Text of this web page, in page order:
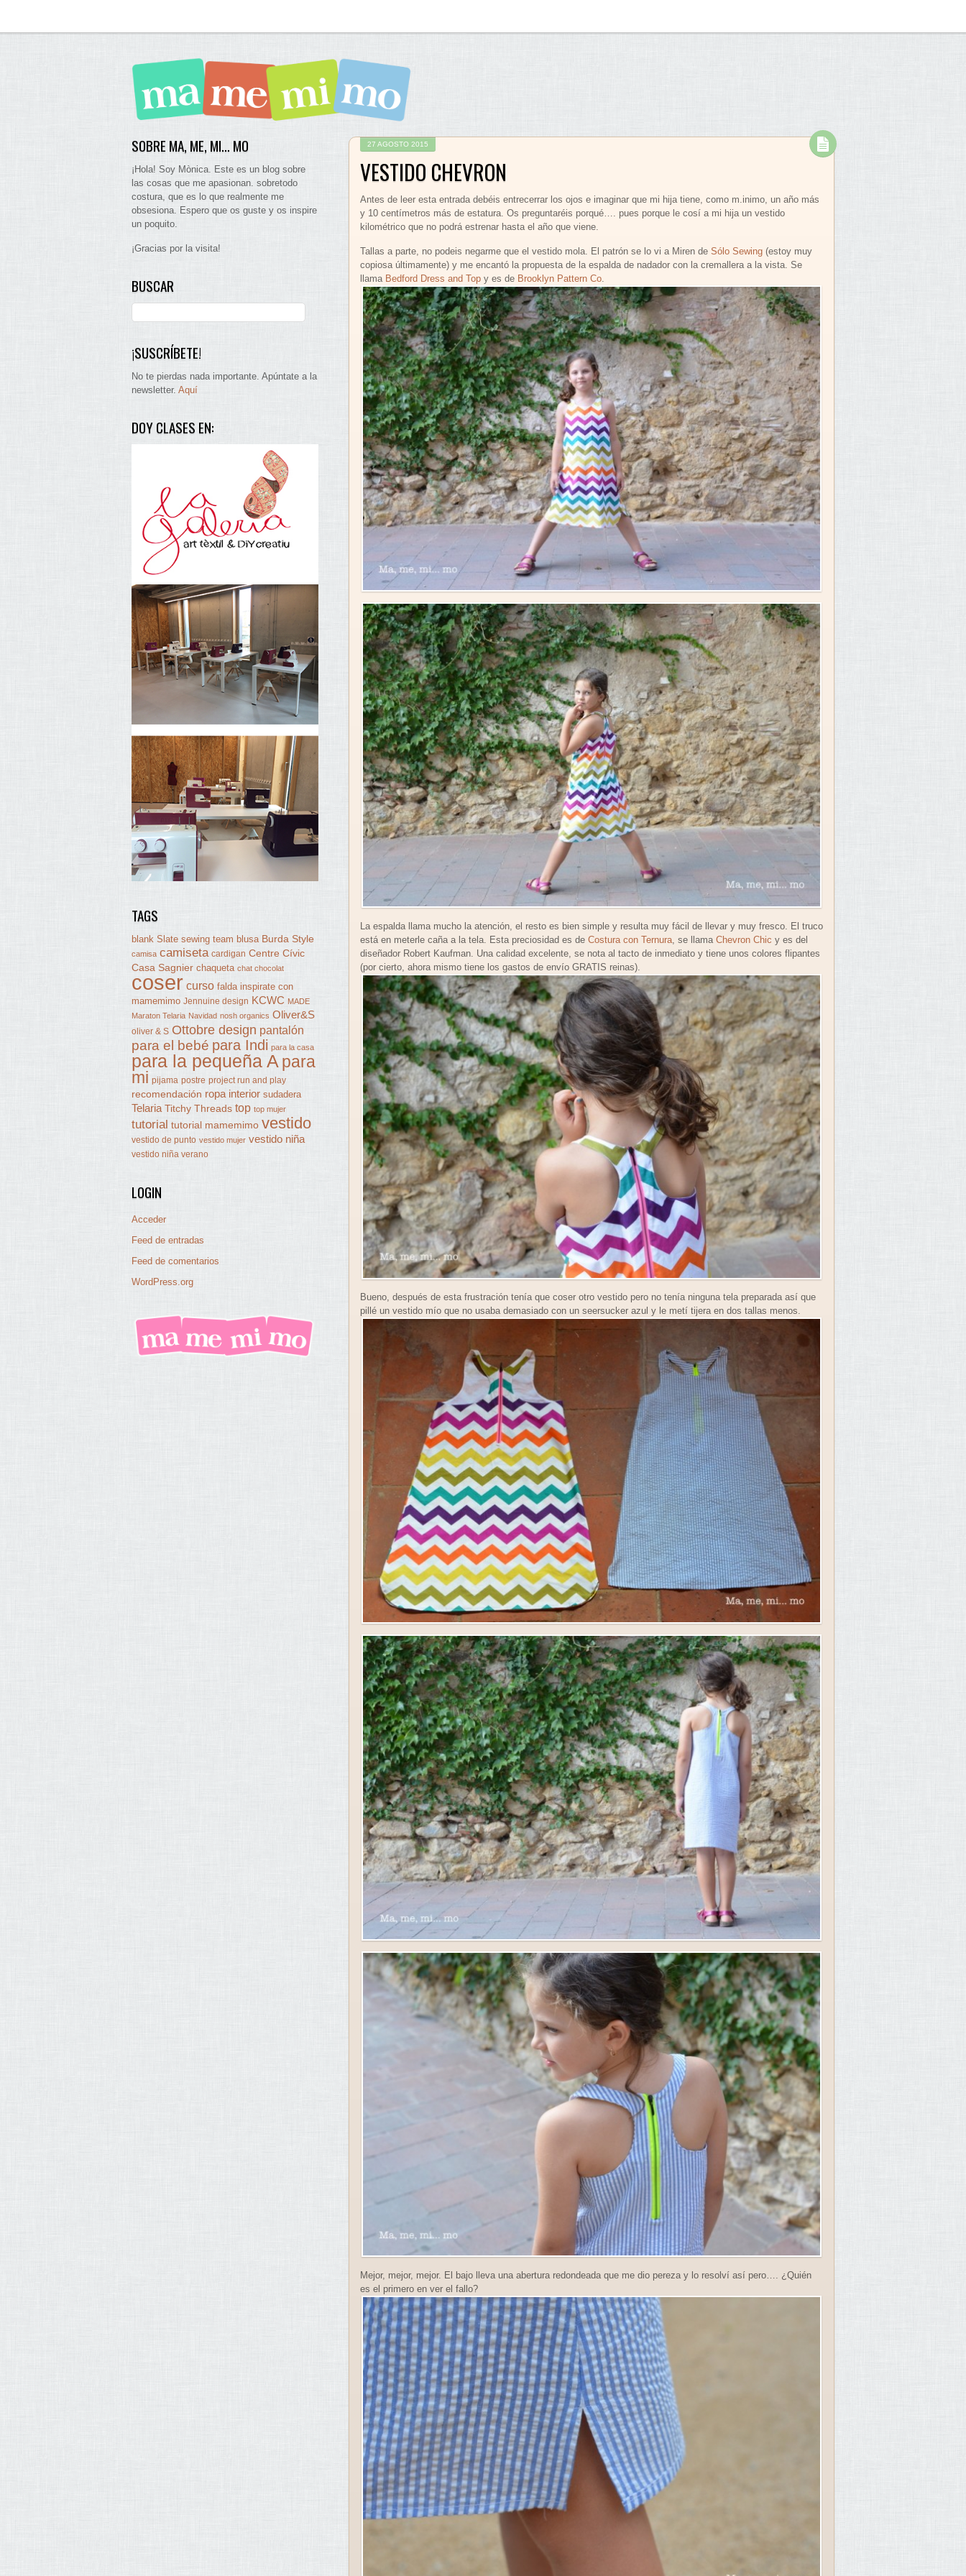
27 AGOSTO 2015
VESTIDO CHEVRON
Antes de leer esta entrada debéis entrecerrar los ojos e imaginar que mi hija tiene, como m.inimo, un año más
y 10 centímetros más de estatura. Os preguntaréis porqué…. pues porque le cosí a mi hija un vestido
kilométrico que no podrá estrenar hasta el año que viene.
Tallas a parte, no podeis negarme que el vestido mola. El patrón se lo vi a Miren de Sólo Sewing (estoy muy
copiosa últimamente) y me encantó la propuesta de la espalda de nadador con la cremallera a la vista. Se
llama Bedford Dress and Top y es de Brooklyn Pattern Co.
La espalda llama mucho la atención, el resto es bien simple y resulta muy fácil de llevar y muy fresco. El truco
está en meterle caña a la tela. Esta preciosidad es de Costura con Ternura , se llama Chevron Chic y es del
diseñador Robert Kaufman. Una calidad excelente, se nota al tacto de inmediato y tiene unos colores flipantes
(por cierto, ahora mismo tiene los gastos de envío GRATIS reinas).
Bueno, después de esta frustración tenía que coser otro vestido pero no tenía ninguna tela preparada así que
pillé un vestido mío que no usaba demasiado con un seersucker azul y le metí tijera en dos tallas menos.
Mejor, mejor, mejor. El bajo lleva una abertura redondeada que me dio pereza y lo resolví así pero…. ¿Quién
es el primero en ver el fallo?
SOBRE MA, ME, MI… MO
¡Hola! Soy Mònica. Este es un blog sobre
las cosas que me apasionan. sobretodo
costura, que es lo que realmente me
obsesiona. Espero que os guste y os inspire
un poquito.
¡Gracias por la visita!
BUSCAR
¡SUSCRÍBETE!
No te pierdas nada importante. Apúntate a la
newsletter. Aquí
DOY CLASES EN:
TAGS
blank Slate sewing team blusa Burda Style
camisa camiseta cardigan Centre Cívic
Casa Sagnier chaqueta chat chocolat
coser curso falda inspirate con
mamemimo Jennuine design KCWC MADE
Maraton Telaria Navidad nosh organics Oliver&S
oliver & S Ottobre design pantalón
para el bebé para Indi para la casa
para la pequeña A para
mi pijama postre project run and play
recomendación ropa interior sudadera
Telaria Titchy Threads top top mujer
tutorial tutorial mamemimo vestido
vestido de punto vestido mujer vestido niña
vestido niña verano
LOGIN
Acceder
Feed de entradas
Feed de comentarios
WordPress.org